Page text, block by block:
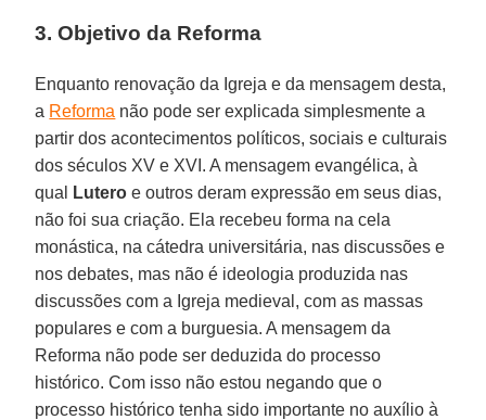
3. Objetivo da Reforma
Enquanto renovação da Igreja e da mensagem desta,
a Reforma não pode ser explicada simplesmente a
partir dos acontecimentos políticos, sociais e culturais
dos séculos XV e XVI. A mensagem evangélica, à
qual
Lutero e outros deram expressão em seus dias,
não foi sua criação. Ela recebeu forma na cela
monástica, na cátedra universitária, nas discussões e
nos debates, mas não é ideologia produzida nas
discussões com a Igreja medieval, com as massas
populares e com a burguesia. A mensagem da
Reforma não pode ser deduzida do processo
histórico. Com isso não estou negando que o
processo histórico tenha sido importante no auxílio à